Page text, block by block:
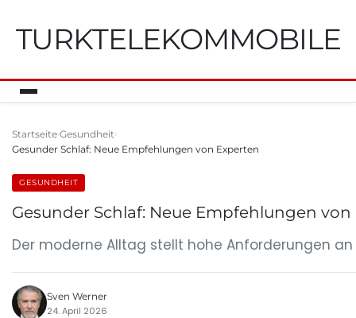
TURKTELEKOMMOBILE
Startseite Gesundheit
Gesunder Schlaf: Neue Empfehlungen von Experten
GESUNDHEIT
Gesunder Schlaf: Neue Empfehlungen
Der moderne Alltag stellt hohe Anforderungen
Sven Werner
24. April 2026